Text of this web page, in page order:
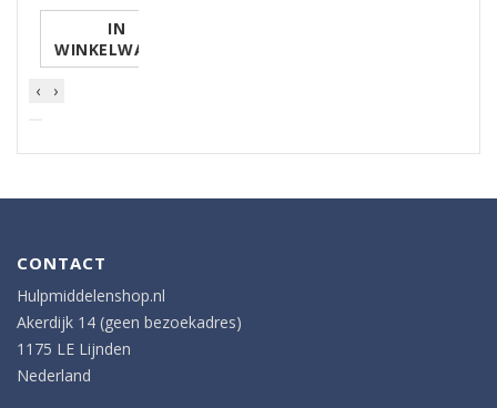
IN
WINKELWAGEN
‹
›
CONTACT
Hulpmiddelenshop.nl
Akerdijk 14 (geen bezoekadres)
1175 LE Lijnden
Nederland